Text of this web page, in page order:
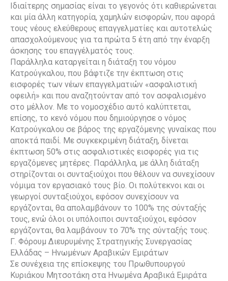
Ιδιαίτερης σημασίας είναι το γεγονός ότι καθιερώνεται
και μία άλλη κατηγορία, χαμηλών εισφορών, που αφορά
τους νέους ελεύθερους επαγγελματίες και αυτοτελώς
απασχολούμενους για τα πρώτα 5 έτη από την έναρξη
άσκησης του επαγγέλματός τους.
Παράλληλα καταργείται η διάταξη του νόμου
Κατρούγκαλου, που βάφτιζε την έκπτωση στις
εισφορές των νέων επαγγελματιών «ασφαλιστική
οφειλή» και που αναζητούνταν από τον ασφαλισμένο
στο μέλλον. Με το νομοσχέδιο αυτό καλύπτεται,
επίσης, το κενό νόμου που δημιούργησε ο νόμος
Κατρούγκαλου σε βάρος της εργαζόμενης γυναίκας που
αποκτά παιδί. Με συγκεκριμένη διάταξη, δίνεται
έκπτωση 50% στις ασφαλιστικές εισφορές για τις
εργαζόμενες μητέρες. Παράλληλα, με άλλη διάταξη
στηρίζονται οι συνταξιούχοι που θέλουν να συνεχίσουν
νόμιμα τον εργασιακό τους βίο. Οι πολύτεκνοι και οι
γεωργοί συνταξιούχοι, εφόσον συνεχίσουν να
εργάζονται, θα απολαμβάνουν το 100% της σύνταξής
τους, ενώ όλοι οι υπόλοιποι συνταξιούχοι, εφόσον
εργάζονται, θα λαμβάνουν το 70% της σύνταξής τους.
Γ. Φόρουμ Διευρυμένης Στρατηγικής Συνεργασίας
Ελλάδας – Ηνωμένων Αραβικών Εμιράτων
Σε συνέχεια της επίσκεψης του Πρωθυπουργού
Κυριάκου Μητσοτάκη στα Ηνωμένα Αραβικά Εμιράτα